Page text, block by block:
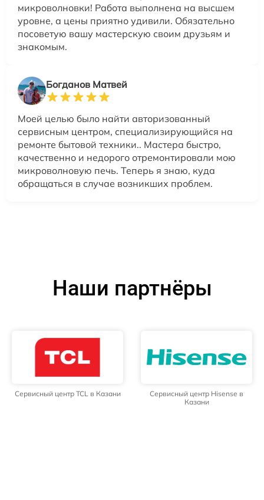
микроволновки! Работа выполнена на высшем
уровне, а цены приятно удивили. Обязательно
посоветую вашу мастерскую своим друзьям и
знакомым.
Богданов Матвей
Моей целью было найти авторизованный
сервисным центром, специализирующийся на
ремонте бытовой техники.. Мастера быстро,
качественно и недорого отремонтировали мою
микроволновую печь. Теперь я знаю, куда
обращаться в случае возникших проблем.
Наши партнёры
Сервисный центр TCL в Казани
Сервисный центр Hisense в
Казани